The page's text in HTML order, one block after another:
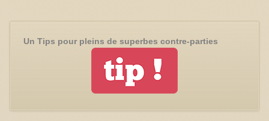
Un Tips pour pleins de superbes contre-parties